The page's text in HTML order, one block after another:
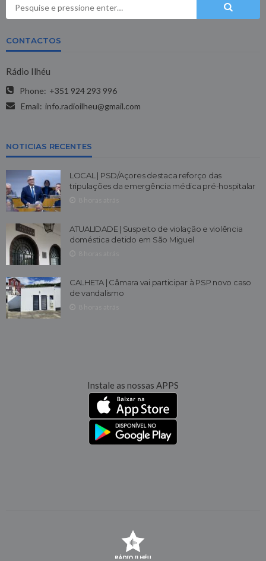
CONTACTOS
Rádio Ilhéu
Phone: +351 924 293 996
Email: info.radioilheu@gmail.com
NOTICIAS RECENTES
LOCAL | PSD/Açores destaca reforço das
tripulações da emergência médica pré-hospitalar
ATUALIDADE | Suspeito de violação e violência
doméstica detido em São Miguel
CALHETA | Câmara vai participar à PSP novo caso
de vandalismo
Instale as nossas APPS